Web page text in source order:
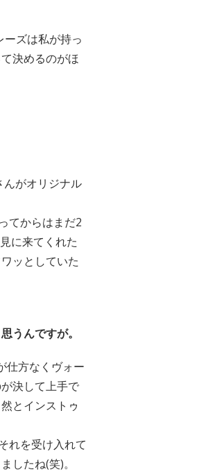
ズは私が持っ
決めるのがほ
がオリジナル
てからはまだ2
に来てくれた
ッとしていた
うんですが。
仕方なくヴォー
決して上手で
とインストゥ
れを受け入れて
したね(笑)。